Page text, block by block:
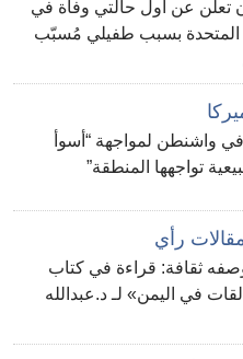
تعلن عن أول حالتي وفاة في
المتحدة بسبب طفيلي مُسبّب
واشنطن لمواجهة “أسوأ
تواجهها المنطقة”
رأي
ثقافة: قراءة في كتاب
في اليمن» لـ د.عبدالله